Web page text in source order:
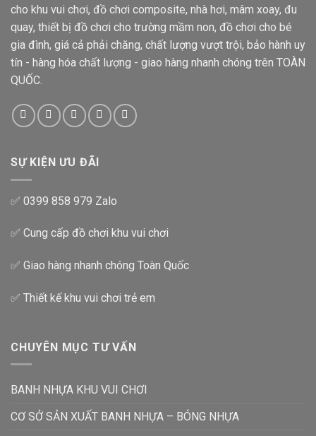
cho khu vui chơi, đồ chơi composite, nhà hơi, mâm xoay, đu
quay, thiết bị đồ chơi cho trường mầm non, đồ chơi cho bé
gia đình, giá cả phải chăng, chất lượng vượt trội, bảo hành uy
tín - hàng hóa chất lượng - giao hàng nhanh chóng trên TOÀN
QUỐC.
SỰ KIỆN ƯU ĐÃI
✅ 0399 858 979 Zalo
✅ Cung cấp đồ chơi khu vui chơi
✅ Giao hàng nhanh chóng Toàn Quốc
✅ Thiết kế khu vui chơi trẻ em
CHUYÊN MỤC TƯ VẤN
BANH NHỰA KHU VUI CHƠI
CƠ SỞ SẢN XUẤT BANH NHỰA – BÓNG NHỰA